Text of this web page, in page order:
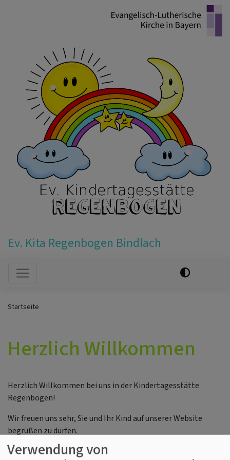
Ev. Kita Regenbogen Bindlach
Hauptnavigation
Startseite
Herzlich Willkommen
Herzlich Willkommen bei uns in der Kindertagesstätte
Regenbogen!
Wir freuen uns sehr, Sie und Ihr Kind auf unserer Website
begrüßen zu dürfen.
Bei uns steht das Wohl und die individuelle Entwicklung jedes
Verwendung von